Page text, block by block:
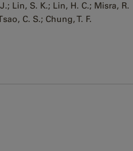
Lin, S. K.; Lin, H. C.; Misra, R.
C. S.; Chung, T. F.